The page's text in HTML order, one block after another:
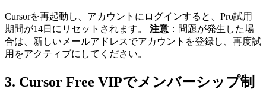
Cursorを再起動し、アカウントにログインすると、Pro試用
期間が14日にリセットされます。 注意 ：問題が発生した場
合は、新しいメールアドレスでアカウントを登録し、再度試
用をアクティブにしてください。
3. Cursor Free VIPでメンバーシップ制